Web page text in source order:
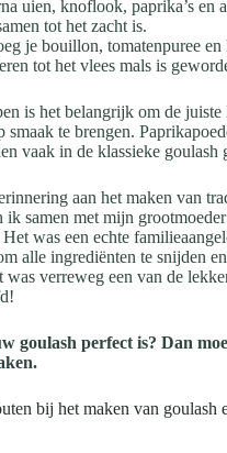
uien, knoflook, paprika’s en
tot het zacht is.
je bouillon, tomatenpuree
tot het vlees mals is
is het belangrijk om de
smaak te brengen.
vaak in de klassieke goulash
aan het maken van
ik samen met mijn
was een echte
alle ingrediënten te snijden
was verreweg een van de
goulash perfect is? Dan
bij het maken van goulash